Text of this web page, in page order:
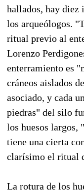
hallados, hay diez
los arqueólogos.
ritual previo al
Lorenzo
enterramiento es
cráneos aislados
asociado, y cada
piedras" del silo
los huesos largos,
tiene una cierta
clarísimo el ritual
La rotura de los